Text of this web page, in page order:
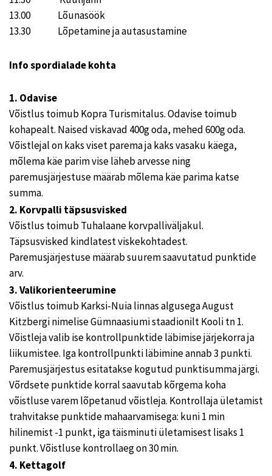
13.00 Lõunasöök
13.30 Lõpetamine ja autasustamine
Info spordialade kohta
1. Odavise
Võistlus toimub Kopra Turismitalus. Odavise toimub
kohapealt. Naised viskavad 400g oda, mehed 600g oda.
Võistlejal on kaks viset parema ja kaks vasaku käega,
mõlema käe parim vise läheb arvesse ning
paremusjärjestuse määrab mõlema käe parima katse
summa.
2. Korvpalli täpsusvisked
Võistlus toimub Tuhalaane korvpalliväljakul.
Täpsusvisked kindlatest viskekohtadest.
Paremusjärjestuse määrab suurem saavutatud punktide
arv.
3. Valikorienteerumine
Võistlus toimub Karksi-Nuia linnas algusega August
Kitzbergi nimelise Gümnaasiumi staadionilt Kooli tn 1.
Võistleja valib ise kontrollpunktide läbimise järjekorra ja
liikumistee. Iga kontrollpunkti läbimine annab 3 punkti.
Paremusjärjestus esitatakse kogutud punktisumma järgi.
Võrdsete punktide korral saavutab kõrgema koha
võistluse varem lõpetanud võistleja. Kontrollaja ületamist
trahvitakse punktide mahaarvamisega: kuni 1 min
hilinemist -1 punkt, iga täisminuti ületamisest lisaks 1
punkt. Võistluse kontrollaeg on 30 min.
4. Kettagolf